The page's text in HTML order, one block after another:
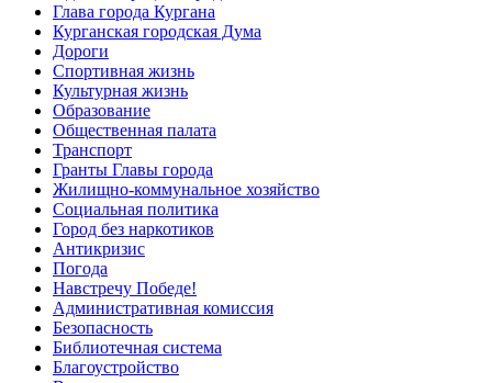
Глава города Кургана
Курганская городская Дума
Дороги
Спортивная жизнь
Культурная жизнь
Образование
Общественная палата
Транспорт
Гранты Главы города
Жилищно-коммунальное хозяйство
Социальная политика
Город без наркотиков
Антикризис
Погода
Навстречу Победе!
Административная комиссия
Безопасность
Библиотечная система
Благоустройство